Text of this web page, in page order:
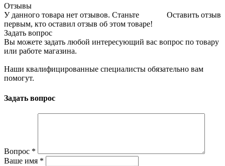
Отзывы
Оставить отзыв
У данного товара нет отзывов. Станьте
первым, кто оставил отзыв об этом товаре!
Задать вопрос
Вы можете задать любой интересующий вас вопрос по товару
или работе магазина.
Наши квалифицированные специалисты обязательно вам
помогут.
Задать вопрос
Вопрос *
Ваше имя *